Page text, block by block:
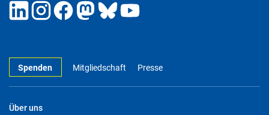
Spenden Mitgliedschaft Presse
Über uns